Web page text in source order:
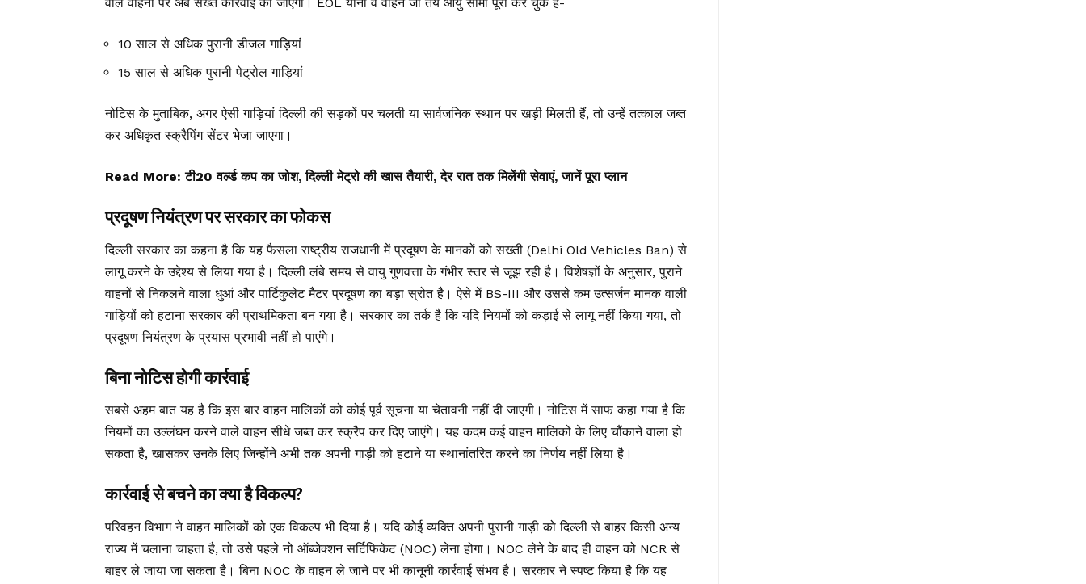
10 साल से अधिक पुरानी डीजल गाड़ियां
15 साल से अधिक पुरानी पेट्रोल गाड़ियां
नोटिस के मुताबिक, अगर ऐसी गाड़ियां दिल्ली की सड़कों पर चलती या सार्वजनिक स्थान पर खड़ी मिलती हैं, तो उन्हें तत्काल जब्त
कर अधिकृत स्क्रैपिंग सेंटर भेजा जाएगा।
Read More:टी20 वर्ल्ड कप का जोश, दिल्ली मेट्रो की खास तैयारी, देर रात तक मिलेंगी सेवाएं, जानें पूरा प्लान
प्रदूषण नियंत्रण पर सरकार का फोकस
दिल्ली सरकार का कहना है कि यह फैसला राष्ट्रीय राजधानी में प्रदूषण के मानकों को सख्ती (Delhi Old Vehicles Ban) से
लागू करने के उद्देश्य से लिया गया है। दिल्ली लंबे समय से वायु गुणवत्ता के गंभीर स्तर से जूझ रही है। विशेषज्ञों के अनुसार, पुराने
वाहनों से निकलने वाला धुआं और पार्टिकुलेट मैटर प्रदूषण का बड़ा स्रोत है। ऐसे में BS-III और उससे कम उत्सर्जन मानक वाली
गाड़ियों को हटाना सरकार की प्राथमिकता बन गया है। सरकार का तर्क है कि यदि नियमों को कड़ाई से लागू नहीं किया गया, तो
प्रदूषण नियंत्रण के प्रयास प्रभावी नहीं हो पाएंगे।
बिना नोटिस होगी कार्रवाई
सबसे अहम बात यह है कि इस बार वाहन मालिकों को कोई पूर्व सूचना या चेतावनी नहीं दी जाएगी। नोटिस में साफ कहा गया है कि
नियमों का उल्लंघन करने वाले वाहन सीधे जब्त कर स्क्रैप कर दिए जाएंगे। यह कदम कई वाहन मालिकों के लिए चौंकाने वाला हो
सकता है, खासकर उनके लिए जिन्होंने अभी तक अपनी गाड़ी को हटाने या स्थानांतरित करने का निर्णय नहीं लिया है।
कार्रवाई से बचने का क्या है विकल्प?
परिवहन विभाग ने वाहन मालिकों को एक विकल्प भी दिया है। यदि कोई व्यक्ति अपनी पुरानी गाड़ी को दिल्ली से बाहर किसी अन्य
राज्य में चलाना चाहता है, तो उसे पहले नो ऑब्जेक्शन सर्टिफिकेट (NOC) लेना होगा। NOC लेने के बाद ही वाहन को NCR से
बाहर ले जाया जा सकता है। बिना NOC के वाहन ले जाने पर भी कानूनी कार्रवाई संभव है। सरकार ने स्पष्ट किया है कि यह